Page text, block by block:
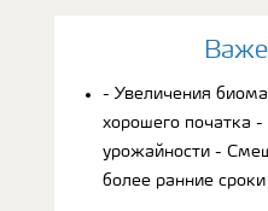
- Увеличения
хорошего початка
урожайности -
более ранние сроки